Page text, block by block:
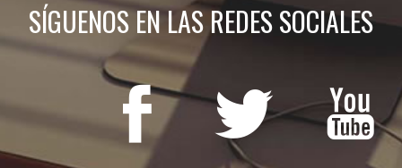
SÍGUENOS EN LAS REDES SOCIALES